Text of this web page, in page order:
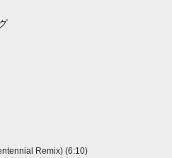
Remix) (6:10)